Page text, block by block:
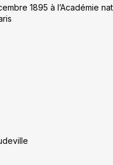
1895 à l’Académie